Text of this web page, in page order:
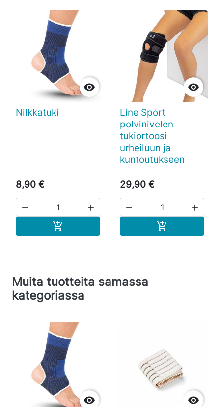

Nilkkatuki
8,90 €
 


Line Sport
polvinivelen
tukiortoosi
urheiluun ja
kuntoutukseen
29,90 €
 

Muita tuotteita samassa
kategoriassa
 